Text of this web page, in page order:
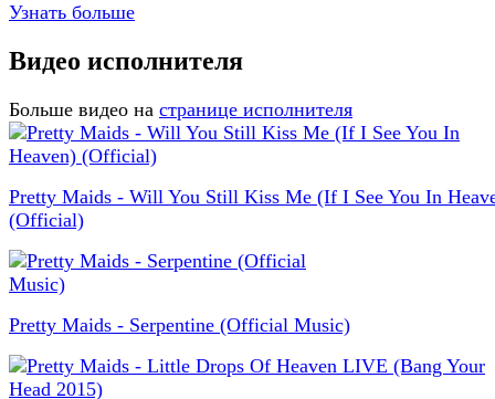
Узнать больше
Видео исполнителя
Больше видео на странице исполнителя
Pretty Maids - Will You Still Kiss Me (If I See You In
(Official)
Pretty Maids - Serpentine (Official Music)